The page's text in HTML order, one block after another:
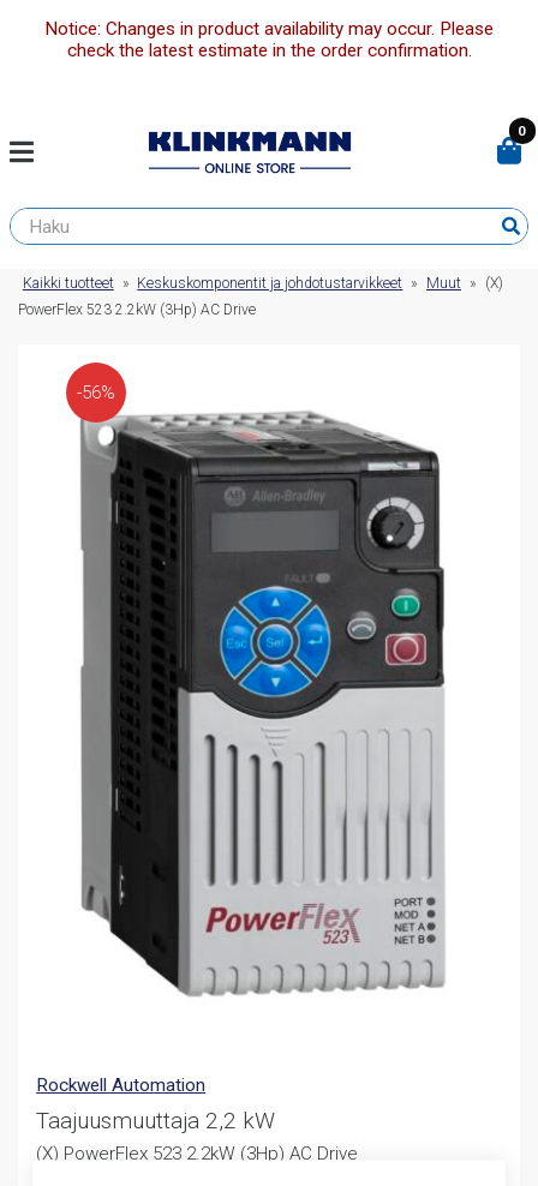
Notice: Changes in product availability may occur. Please
check the latest estimate in the order confirmation.
0
Kaikki tuotteet » Keskuskomponentit ja johdotustarvikkeet » Muut »
(X)
PowerFlex 523 2.2kW (3Hp) AC Drive
-56%
Rockwell Automation
Taajuusmuuttaja 2,2 kW
(X) PowerFlex 523 2.2kW (3Hp) AC Drive